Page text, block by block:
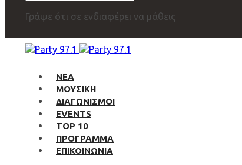
Γράψε ότι σε ενδιαφέρει να μάθεις
ΝΕΑ
ΜΟΥΣΙΚΗ
ΔΙΑΓΩΝΙΣΜΟΙ
EVENTS
TOP 10
ΠΡΟΓΡΑΜΜΑ
ΕΠΙΚΟΙΝΩΝΙΑ